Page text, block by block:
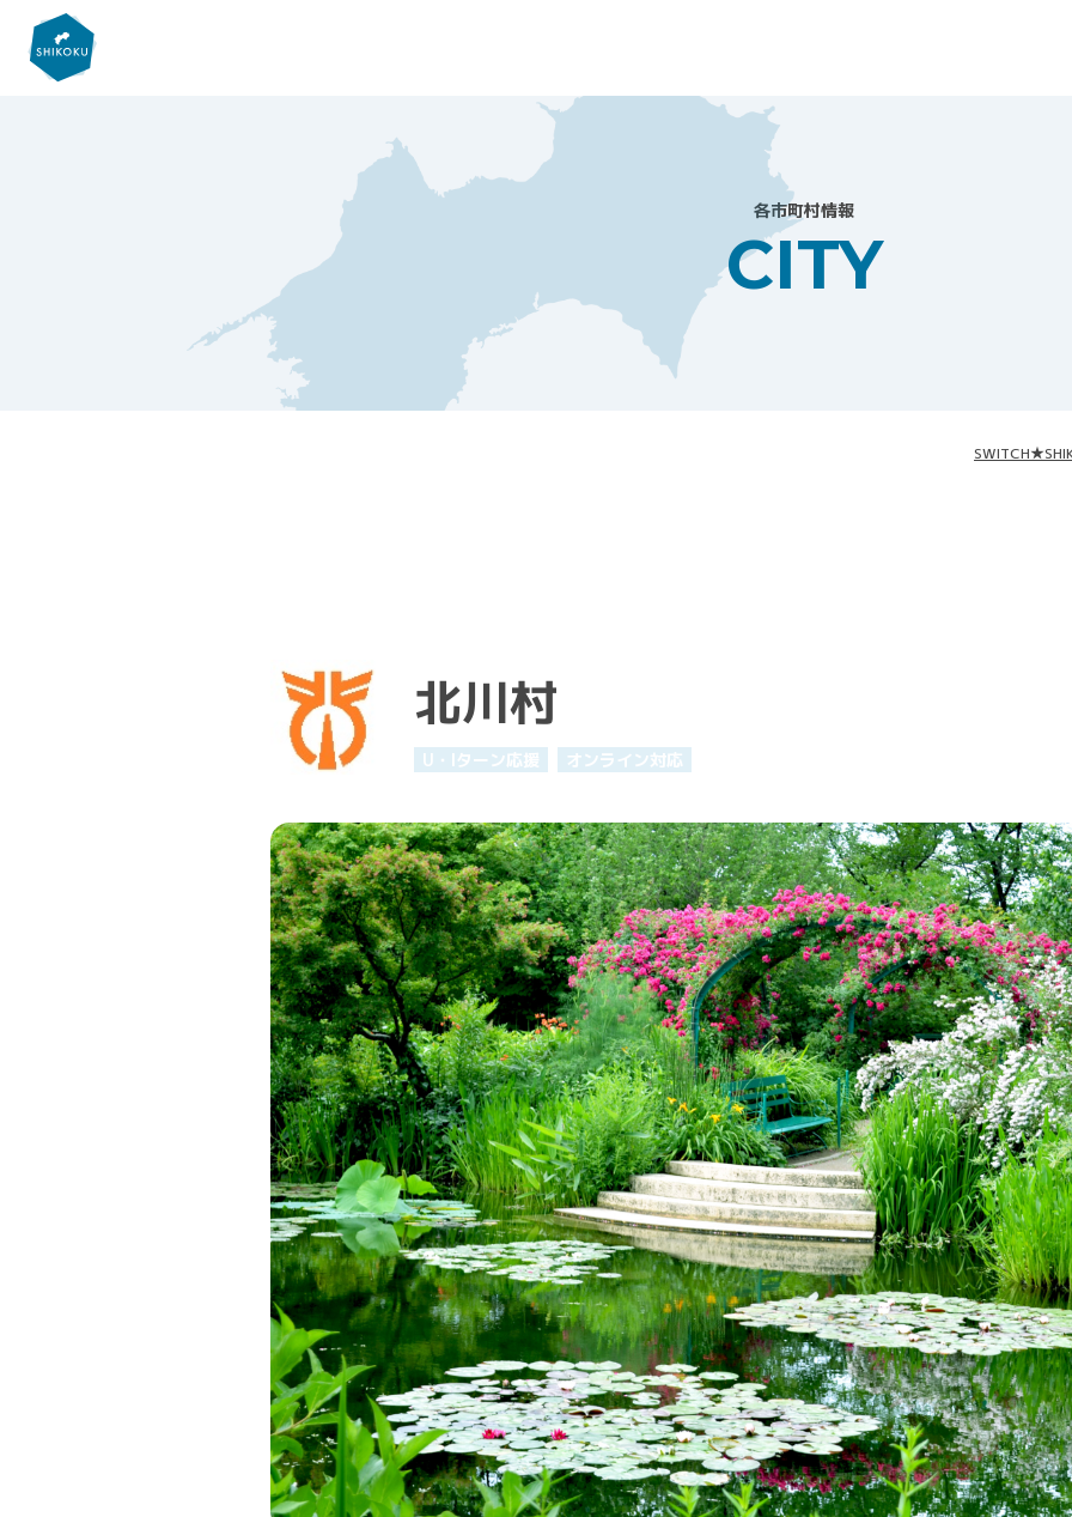
各市町村情報
CITY
北川村
U・Iターン応援 オンライン対応